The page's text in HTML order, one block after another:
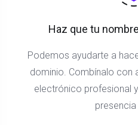
Haz que tu
Podemos ayudarte a
dominio. Combínalo con
electrónico profesional
presencia